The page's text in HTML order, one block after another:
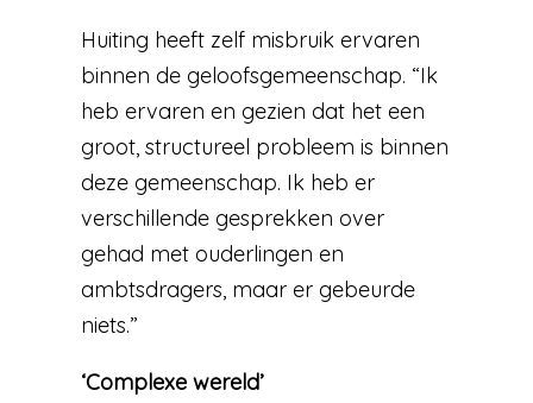
Huiting heeft zelf misbruik ervaren
binnen de geloofsgemeenschap. “Ik
heb ervaren en gezien dat het een
groot, structureel probleem is binnen
deze gemeenschap. Ik heb er
verschillende gesprekken over
gehad met ouderlingen en
ambtsdragers, maar er gebeurde
niets.”
‘Complexe wereld’